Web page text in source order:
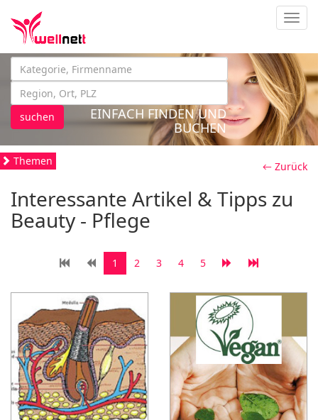
suchen
EINFACH FINDEN UND
BUCHEN
Themen ← Zurück
Interessante Artikel & Tipps zu
Beauty - Pflege
1 2 3 4 5